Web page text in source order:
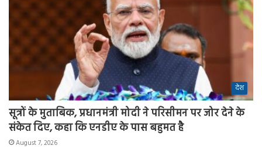
देश
सूत्रों के मुताबिक, प्रधानमंत्री मोदी ने परिसीमन पर जोर देने के
संकेत दिए, कहा कि एनडीए के पास बहुमत है
August 7, 2026